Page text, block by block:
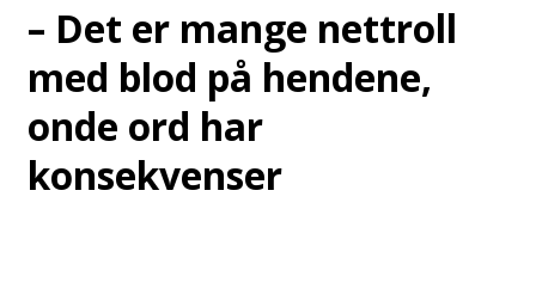
– Det er mange nettroll
med blod på hendene,
onde ord har
konsekvenser